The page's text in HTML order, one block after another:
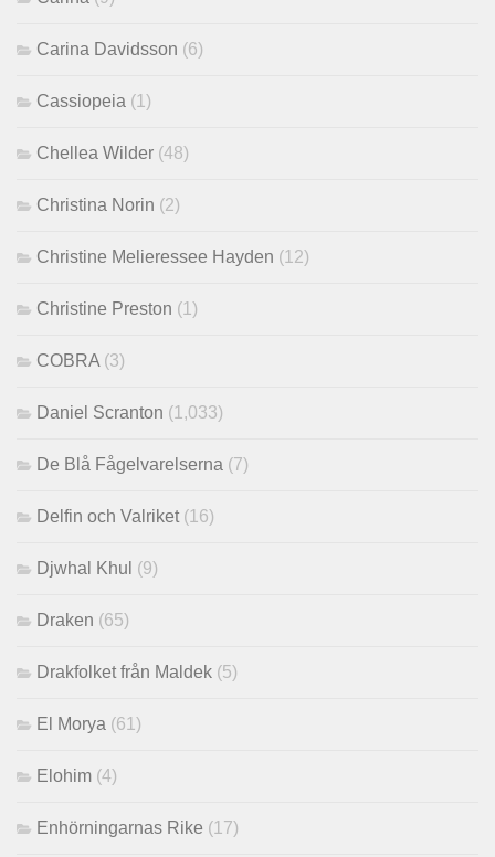
Carina Davidsson (6)
Cassiopeia (1)
Chellea Wilder (48)
Christina Norin (2)
Christine Melieressee Hayden (12)
Christine Preston (1)
COBRA (3)
Daniel Scranton (1,033)
De Blå Fågelvarelserna (7)
Delfin och Valriket (16)
Djwhal Khul (9)
Draken (65)
Drakfolket från Maldek (5)
El Morya (61)
Elohim (4)
Enhörningarnas Rike (17)